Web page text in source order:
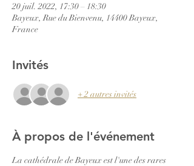
20 juil. 2022, 17:30 – 18:30
Bayeux, Rue du Bienvenu, 14400 Bayeux,
France
Invités
+ 2 autres invités
À propos de l'événement
La cathédrale de Bayeux est l'une des rares